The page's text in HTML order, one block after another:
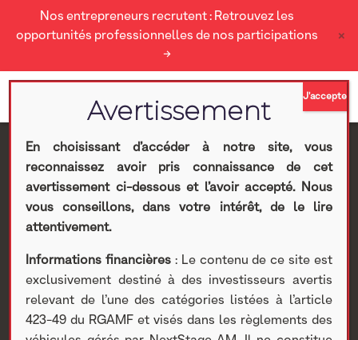
Nos entrepreneurs recrutent : Retrouvez les
opportunités professionnelles de nos participations
→
×
[ACTUALITÉS] Yseop,
Chat GPT : les modèles
de traitement du
langage
En choisissant d’accéder à notre site, vous
reconnaissez avoir pris connaissance de cet
avertissement ci-dessous et l’avoir accepté. Nous
vous conseillons, dans votre intérêt, de le lire
attentivement.
Informations financières : Le contenu de ce site est
exclusivement destiné à des investisseurs avertis
relevant de l’une des catégories listées à l’article
423-49 du RGAMF et visés dans les règlements des